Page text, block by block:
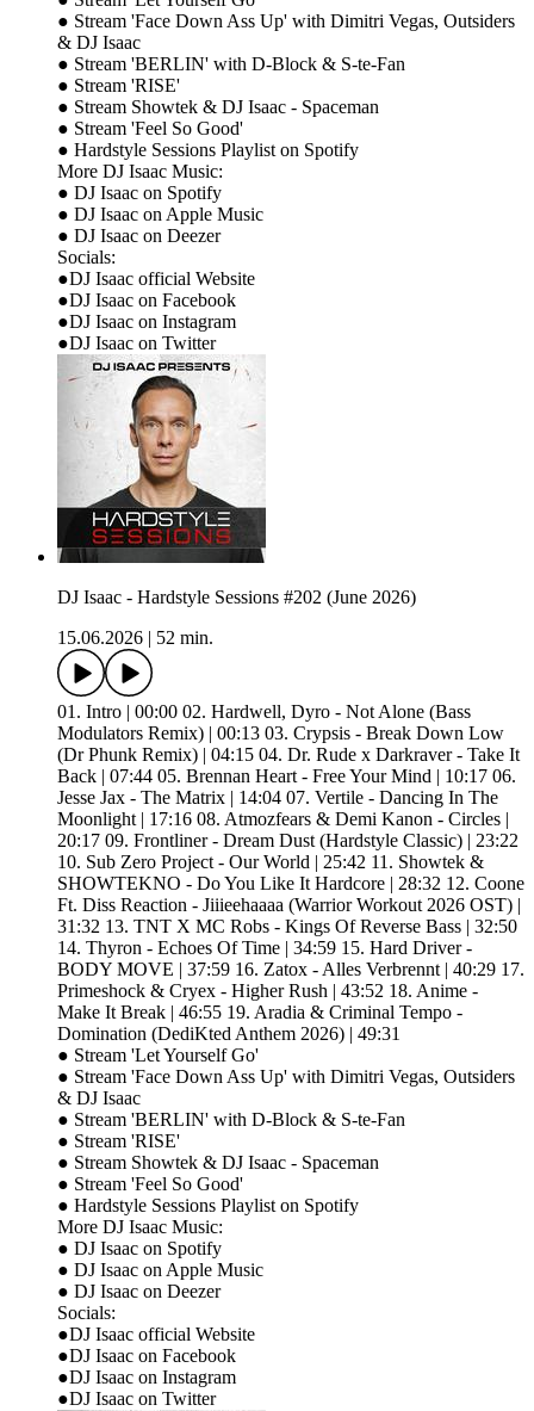
● Stream 'Face Down Ass Up' with Dimitri Vegas, Outsiders
& DJ Isaac
● Stream 'BERLIN' with D-Block & S-te-Fan
● Stream 'RISE'
● Stream Showtek & DJ Isaac - Spaceman
● Stream 'Feel So Good'
● Hardstyle Sessions Playlist on Spotify
More DJ Isaac Music:
● DJ Isaac on Spotify
● DJ Isaac on Apple Music
● DJ Isaac on Deezer
Socials:
●DJ Isaac official Website
●DJ Isaac on Facebook
●DJ Isaac on Instagram
●DJ Isaac on Twitter
DJ Isaac - Hardstyle Sessions #202 (June 2026)
15.06.2026
52 min.
01. Intro | 00:00 02. Hardwell, Dyro - Not Alone (Bass
Modulators Remix) | 00:13 03. Crypsis - Break Down Low
(Dr Phunk Remix) | 04:15 04. Dr. Rude x Darkraver - Take It
Back | 07:44 05. Brennan Heart - Free Your Mind | 10:17 06.
Jesse Jax - The Matrix | 14:04 07. Vertile - Dancing In The
Moonlight | 17:16 08. Atmozfears & Demi Kanon - Circles |
20:17 09. Frontliner - Dream Dust (Hardstyle Classic) | 23:22
10. Sub Zero Project - Our World | 25:42 11. Showtek &
SHOWTEKNO - Do You Like It Hardcore | 28:32 12. Coone
Ft. Diss Reaction - Jiiieehaaaa (Warrior Workout 2026 OST) |
31:32 13. TNT X MC Robs - Kings Of Reverse Bass | 32:50
14. Thyron - Echoes Of Time | 34:59 15. Hard Driver -
BODY MOVE | 37:59 16. Zatox - Alles Verbrennt | 40:29 17.
Primeshock & Cryex - Higher Rush | 43:52 18. Anime -
Make It Break | 46:55 19. Aradia & Criminal Tempo -
Domination (DediKted Anthem 2026) | 49:31
● Stream 'Let Yourself Go'
● Stream 'Face Down Ass Up' with Dimitri Vegas, Outsiders
& DJ Isaac
● Stream 'BERLIN' with D-Block & S-te-Fan
● Stream 'RISE'
● Stream Showtek & DJ Isaac - Spaceman
● Stream 'Feel So Good'
● Hardstyle Sessions Playlist on Spotify
More DJ Isaac Music:
● DJ Isaac on Spotify
● DJ Isaac on Apple Music
● DJ Isaac on Deezer
Socials:
●DJ Isaac official Website
●DJ Isaac on Facebook
●DJ Isaac on Instagram
●DJ Isaac on Twitter